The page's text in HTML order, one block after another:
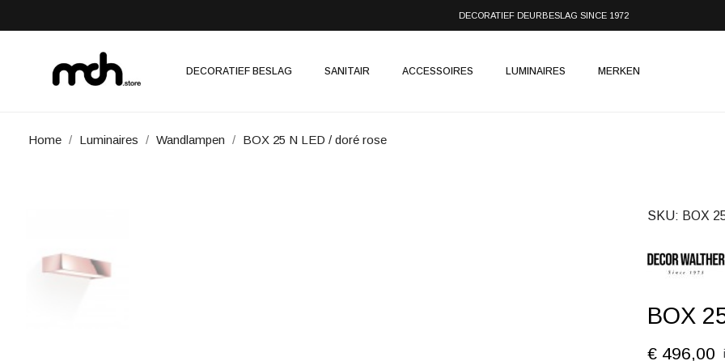
DECORATIEF DEURBESLAG SINCE 1972
DECORATIEF BESLAG SANITAIR ACCESSOIRES LUMINAIRES MERKEN
Home Luminaires Wandlampen BOX 25 N LED / doré rose
SKU BOX
BOX
€ 496,00